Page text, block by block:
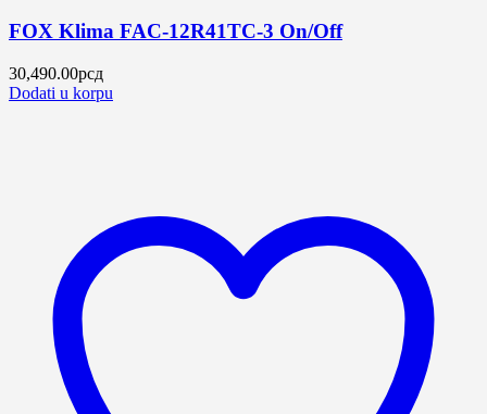
FOX Klima FAC-12R41TC-3 On/Off
30,490.00рсд
Dodati u korpu